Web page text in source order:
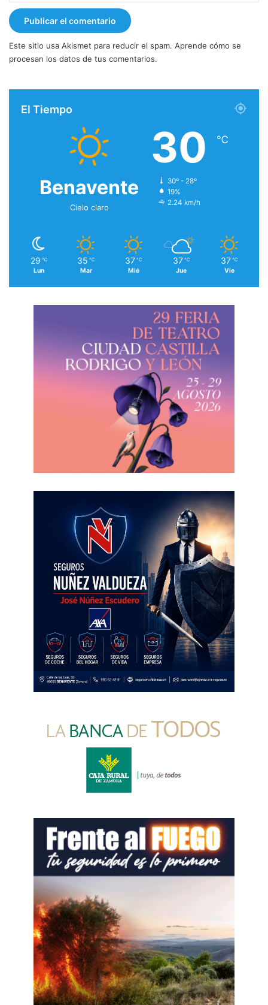
Este sitio usa Akismet para reducir el spam. Aprende cómo se
procesan los datos de tus comentarios.
El Tiempo
Benavente
Cielo claro
30 ℃
30º - 28º
19%
2.24 km/h
29 ℃
Lun
35 ℃
Mar
37 ℃
Mié
37 ℃
Jue
37 ℃
Vie